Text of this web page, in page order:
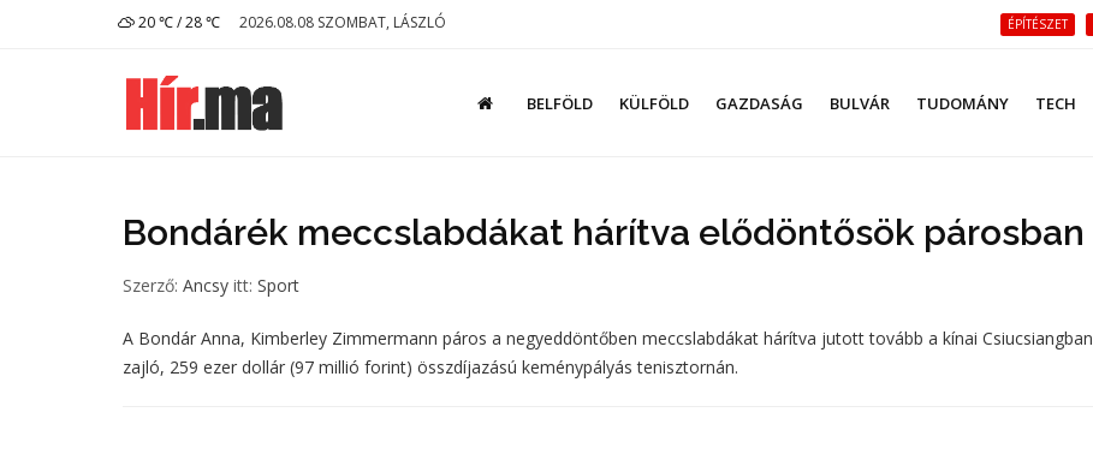
20 ℃ / 28 ℃ 2026.08.08 SZOMBAT, LÁSZLÓ ÉPÍTÉSZET
BELFÖLD KÜLFÖLD GAZDASÁG BULVÁR TUDOMÁNY TECH
Bondárék meccslabdákat hárítva elődöntősök párosban
Szerző: Ancsy itt: Sport
A Bondár Anna, Kimberley Zimmermann páros a negyeddöntőben meccslabdákat hárítva jutott tovább a kínai Csiucsiangban
zajló, 259 ezer dollár (97 millió forint) összdíjazású keménypályás tenisztornán.